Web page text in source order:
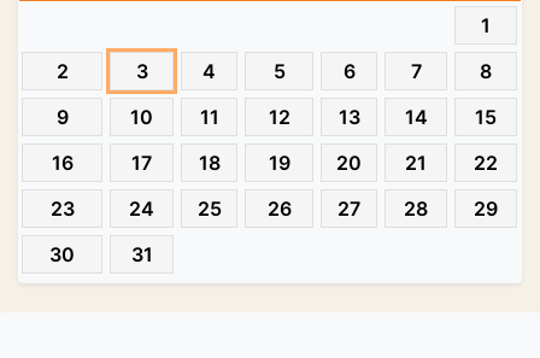
1
2
3 4 5 6 7
8
9
10 11 12 13 14
15
16
17 18 19 20 21
22
23
24 25 26 27 28
29
30
31